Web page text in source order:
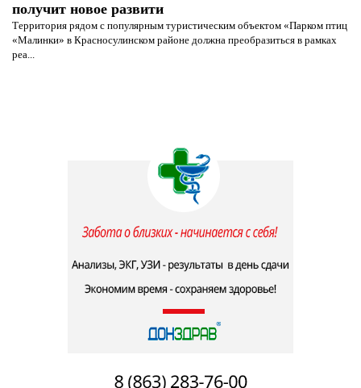
получит новое развити
Территория рядом с популярным туристическим объектом «Парком птиц
«Малинки» в Красносулинском районе должна преобразиться в рамках
реа...